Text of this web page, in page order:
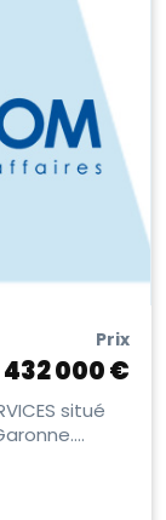
Prix
432 000 €
situé